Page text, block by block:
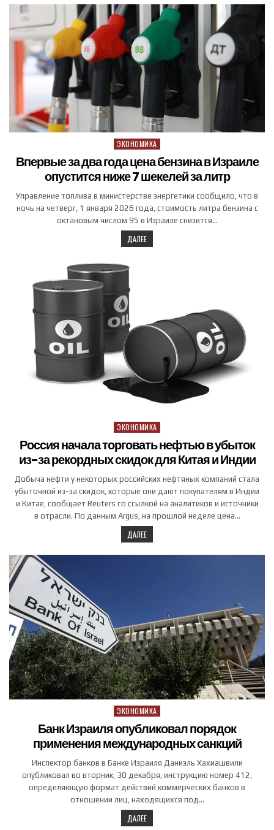
Posted in
ЭКОНОМИКА
Впервые за два года цена бензина в Израиле
опустится ниже 7 шекелей за литр
Управление топлива в министерстве энергетики сообщило, что в
ночь на четверг, 1 января 2026 года, стоимость литра бензина с
октановым числом 95 в Израиле снизится…
ДАЛЕЕ
Posted in
ЭКОНОМИКА
Россия начала торговать нефтью в убыток
из-за рекордных скидок для Китая и Индии
Добыча нефти у некоторых российских нефтяных компаний стала
убыточной из-за скидок, которые они дают покупателям в Индии
и Китае, сообщает Reuters со ссылкой на аналитиков и источники
в отрасли. По данным Argus, на прошлой неделе цена…
ДАЛЕЕ
Posted in
ЭКОНОМИКА
Банк Израиля опубликовал порядок
применения международных санкций
Инспектор банков в Банке Израиля Даниэль Хахиашвили
опубликовал во вторник, 30 декабря, инструкцию номер 412,
определяющую формат действий коммерческих банков в
отношении лиц, находящихся под…
ДАЛЕЕ